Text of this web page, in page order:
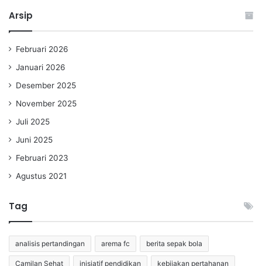
Arsip
Februari 2026
Januari 2026
Desember 2025
November 2025
Juli 2025
Juni 2025
Februari 2023
Agustus 2021
Tag
analisis pertandingan arema fc berita sepak bola
Camilan Sehat inisiatif pendidikan kebijakan pertahanan